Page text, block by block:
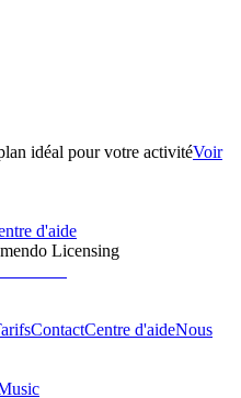
idéal pour votre activitéVoir
d'aide
Licensing
ContactCentre d'aideNous